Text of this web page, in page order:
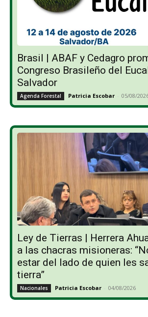
Brasil | ABAF y Cedagro
Congreso Brasileño del
Salvador
Agenda Forestal Patricia Escobar - 05/08/
Ley de Tierras | Herrera
a las chacras misioneras:
estar del lado de quien les
tierra”
Nacionales Patricia Escobar - 04/08/2026